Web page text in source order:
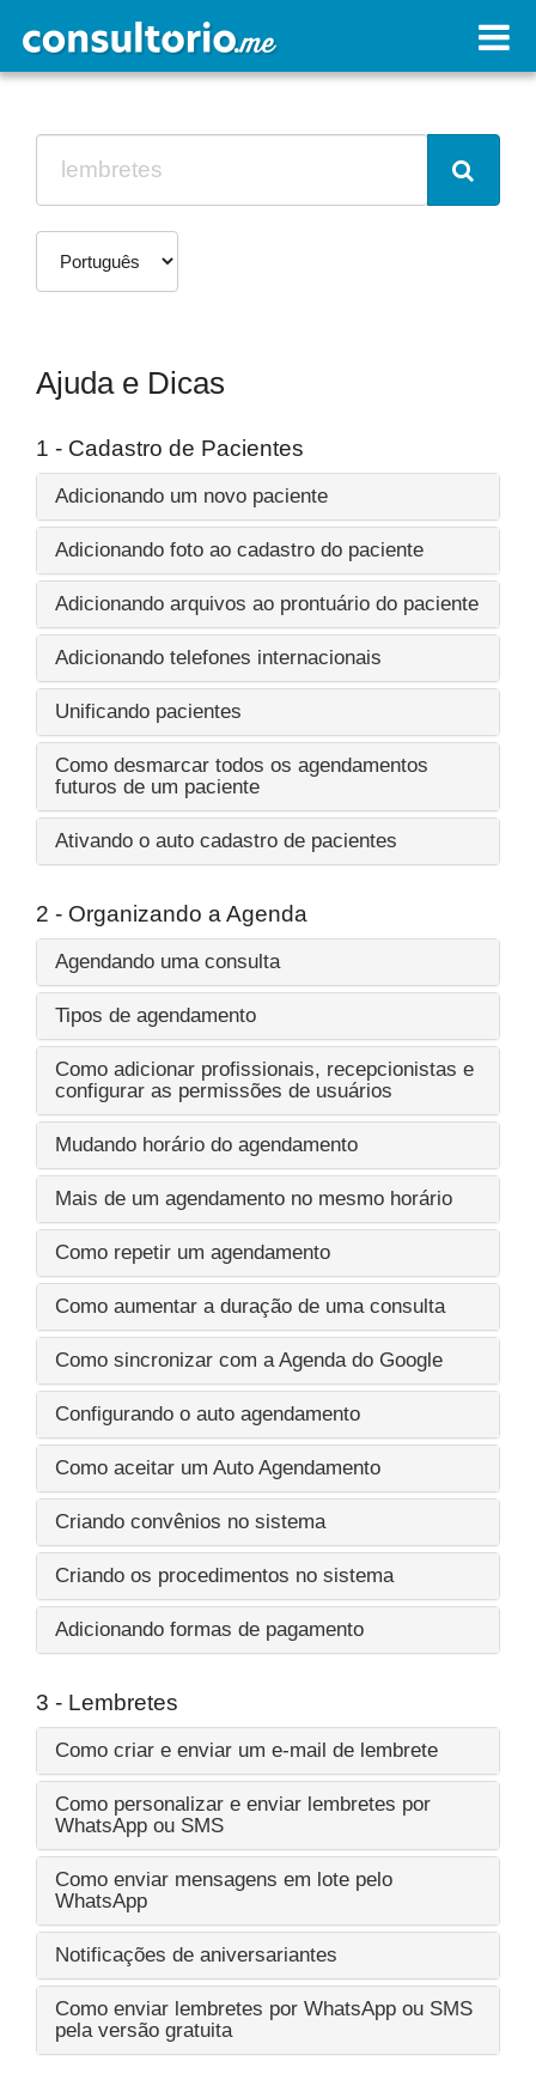
Ajuda e Dicas
1 - Cadastro de Pacientes
Adicionando um novo paciente
Adicionando foto ao cadastro do paciente
Adicionando arquivos ao prontuário do paciente
Adicionando telefones internacionais
Unificando pacientes
Como desmarcar todos os agendamentos
futuros de um paciente
Ativando o auto cadastro de pacientes
2 - Organizando a Agenda
Agendando uma consulta
Tipos de agendamento
Como adicionar profissionais, recepcionistas e
configurar as permissões de usuários
Mudando horário do agendamento
Mais de um agendamento no mesmo horário
Como repetir um agendamento
Como aumentar a duração de uma consulta
Como sincronizar com a Agenda do Google
Configurando o auto agendamento
Como aceitar um Auto Agendamento
Criando convênios no sistema
Criando os procedimentos no sistema
Adicionando formas de pagamento
3 - Lembretes
Como criar e enviar um e-mail de lembrete
Como personalizar e enviar lembretes por
WhatsApp ou SMS
Como enviar mensagens em lote pelo
WhatsApp
Notificações de aniversariantes
Como enviar lembretes por WhatsApp ou SMS
pela versão gratuita